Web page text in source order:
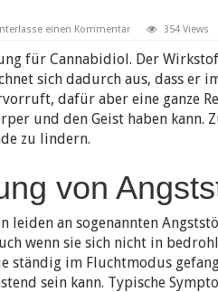
einen Kommentar 354 Views
für Cannabidiol. Der
sich dadurch aus, dass er
dafür aber eine ganze
und den Geist haben kann.
zu lindern.
von
leiden an sogenannten
wenn sie sich nicht in
ständig im Fluchtmodus
sein kann. Typische